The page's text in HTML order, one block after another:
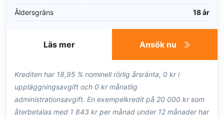
Åldersgräns
18 år
Ansök nu
Läs mer
Krediten har 18,95 % nominell rörlig årsränta, 0 kr i
uppläggningsavgift och 0 kr månatlig
administrationsavgift. En exempelkredit på 20 000 kr som
återbetalas med 1 843 kr per månad under 12 månader har